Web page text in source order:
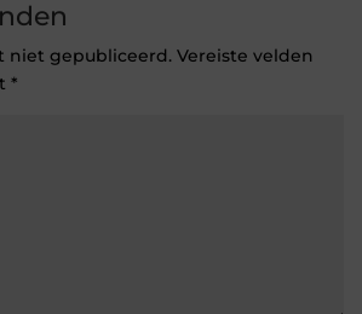
niet gepubliceerd. Vereiste velden
*